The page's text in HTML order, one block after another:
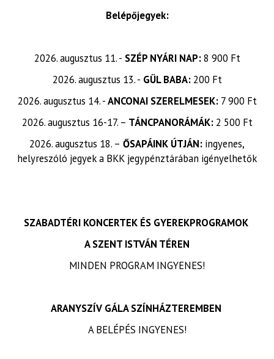
Belépőjegyek:
2026. augusztus 11. - SZÉP NYÁRI NAP:8 900 Ft
2026. augusztus 13. - GÜL BABA:200 Ft
2026. augusztus 14. -ANCONAI SZERELMESEK: 7 900 Ft
2026. augusztus 16-17. – TÁNCPANORÁMÁK:2 500 Ft
2026. augusztus 18. – ŐSAPÁINK ÚTJÁN: ingyenes,
helyreszóló jegyek a BKK jegypénztárában igényelhetők
SZABADTÉRI KONCERTEK ÉS GYEREKPROGRAMOK
A SZENT ISTVÁN TÉREN
MINDEN PROGRAM INGYENES!
ARANYSZÍV GÁLA SZÍNHÁZTEREMBEN
A BELÉPÉS INGYENES!